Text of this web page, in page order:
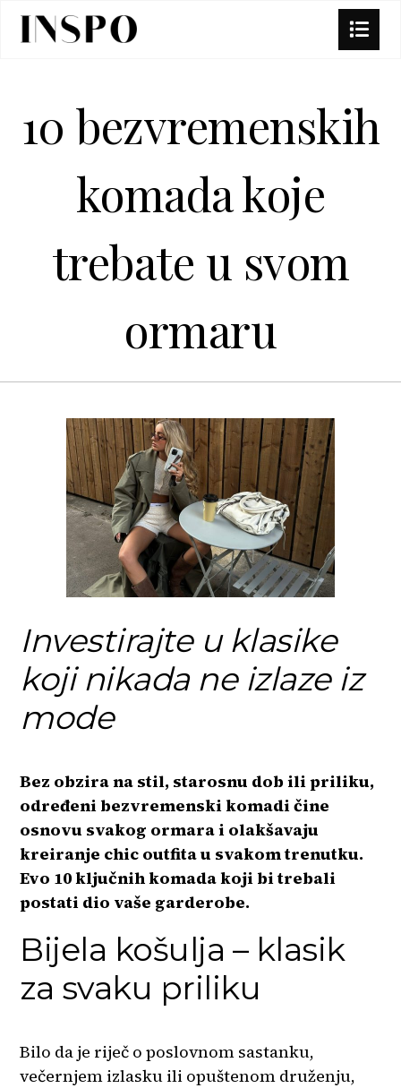
10 bezvremenskih
komada koje
trebate u svom
ormaru
Investirajte u klasike
koji nikada ne izlaze iz
mode
Bez obzira na stil, starosnu dob ili priliku,
određeni bezvremenski komadi čine
osnovu svakog ormara i olakšavaju
kreiranje chic outfita u svakom trenutku.
Evo 10 ključnih komada koji bi trebali
postati dio vaše garderobe.
Bijela košulja – klasik
za svaku priliku
Bilo da je riječ o poslovnom sastanku,
večernjem izlasku ili opuštenom druženju,